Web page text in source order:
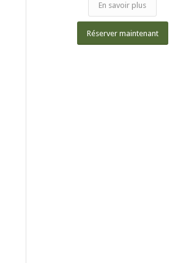
En savoir plus
Réserver maintenant